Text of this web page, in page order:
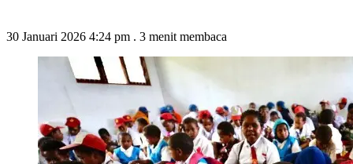
30 Januari 2026 4:24 pm . 3 menit membaca